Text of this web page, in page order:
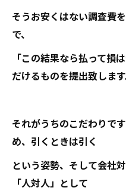
そうお安くはない調査費
で、
「この結果なら払って損
だけるものを提出致します
それがうちのこだわりで
め、引くときは引く
という姿勢、そして会社
「人対人」として